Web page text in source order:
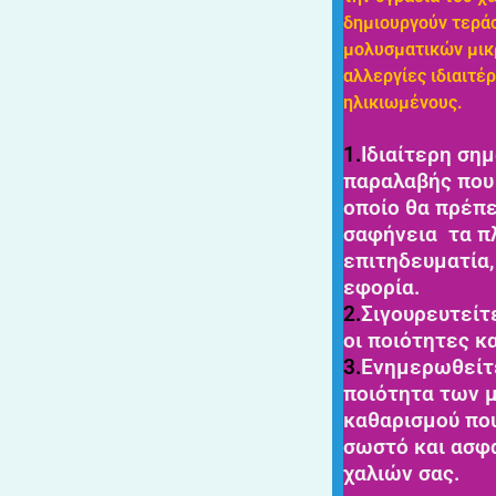
δημιουργούν
μολυσματικών
αλλεργίες
ηλικιωμένους.
1. Ιδιαίτερη
παραλαβής που
οποίο θα
σαφήνεια τα
εφορία.
2.
οι ποιότητες
3.
ποιότητα των
καθαρισμού
σωστό και
χαλιών σας.